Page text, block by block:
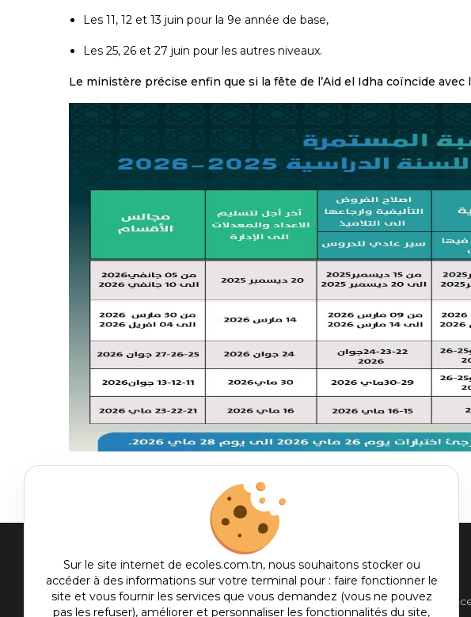
Les 11, 12 et 13 juin pour la 9e année de base,
Les 25, 26 et 27 juin pour les autres niveaux.
Le ministère précise enfin que si la fête de l’Aid el Idha coïncide
Sur le site internet de ecoles.com.tn, nous souhaitons stocker ou
accéder à des informations sur votre terminal pour : faire fonctionner le
site et vous fournir les services que vous demandez (vous ne pouvez
pas les refuser), améliorer et personnaliser les fonctionnalités du site,
Menu
Etablissements
menu